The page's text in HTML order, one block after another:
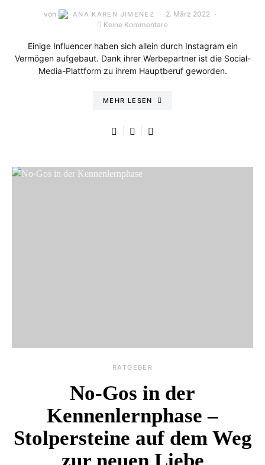
von ANA KAREN JIMENEZ
2. März 2022
Keine Kommentare
Einige Influencer haben sich allein durch Instagram ein
Vermögen aufgebaut. Dank ihrer Werbepartner ist die Social-
Media-Plattform zu ihrem Hauptberuf geworden.
MEHR LESEN
RATGEBER
No-Gos in der
Kennenlernphase –
Stolpersteine auf dem Weg
zur neuen Liebe